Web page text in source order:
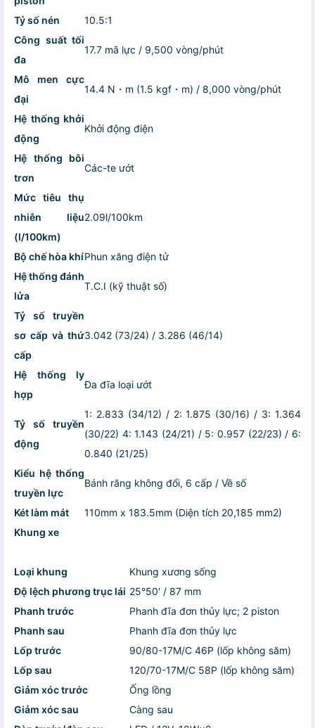
Tỷ số nén
10.5:1
Công suất tối
đa
17.7 mã lực / 9,500 vòng/phút
Mô men cực
đại
14.4 N・m (1.5 kgf・m) / 8,000 vòng/phút
Hệ thống khởi
động
Khởi động điện
Hệ thống bôi
trơn
Các-te ướt
Mức tiêu thụ
nhiên liệu
(l/100km)
2.09l/100km
Bộ chế hòa khíPhun xăng điện tử
Hệ thống đánh
lửa
T.C.I (kỹ thuật số)
Tỷ số truyền
sơ cấp và thứ
cấp
3.042 (73/24) / 3.286 (46/14)
Hệ thống ly
hợp
Đa đĩa loại ướt
Tỷ số truyền
động
1: 2.833 (34/12) / 2: 1.875 (30/16) / 3: 1.364
(30/22) 4: 1.143 (24/21) / 5: 0.957 (22/23) / 6:
0.840 (21/25)
Kiểu hệ thống
truyền lực
Bánh răng không đổi, 6 cấp / Về số
Két làm mát
110mm x 183.5mm (Diện tích 20,185 mm2)
Khung xe
Loại khung
Khung xương sống
Độ lệch phương trục lái 25°50′ / 87 mm
Phanh trước
Phanh đĩa đơn thủy lực; 2 piston
Phanh sau
Phanh đĩa đơn thủy lực
Lốp trước
90/80-17M/C 46P (lốp không săm)
Lốp sau
120/70-17M/C 58P (lốp không săm)
Giảm xóc trước
Ống lồng
Giảm xóc sau
Càng sau